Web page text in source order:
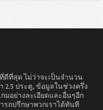
ดีที่สุด ไม่ว่าจะเป็นจำนวน
2.5 ประตู, ข้อมูลในช่วงครึ่ง
มอย่างละเอียดและอื่นๆอีก
ถปรึกษาพวกเราได้ทันที